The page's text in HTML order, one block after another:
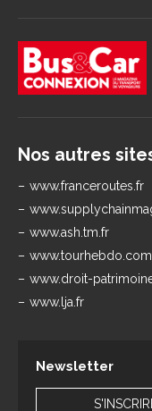
Nos autres
www.franceroutes.fr
www.ash.tm.fr
www.tourhebdo.com
www.droit-
www.lja.fr
Newsletter